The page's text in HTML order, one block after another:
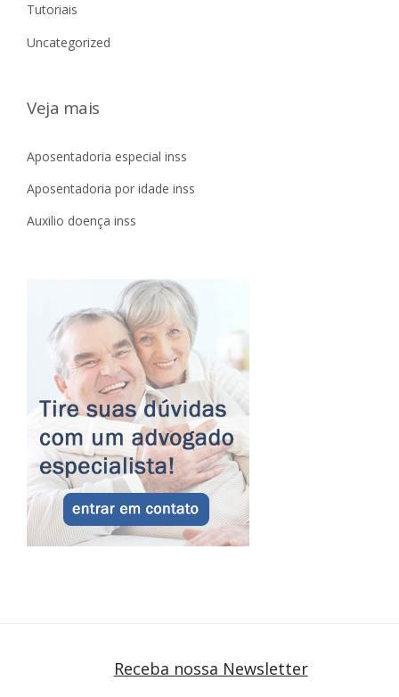
Tutoriais
Uncategorized
Veja mais
Aposentadoria especial inss
Aposentadoria por idade inss
Auxilio doença inss
Receba nossa Newsletter